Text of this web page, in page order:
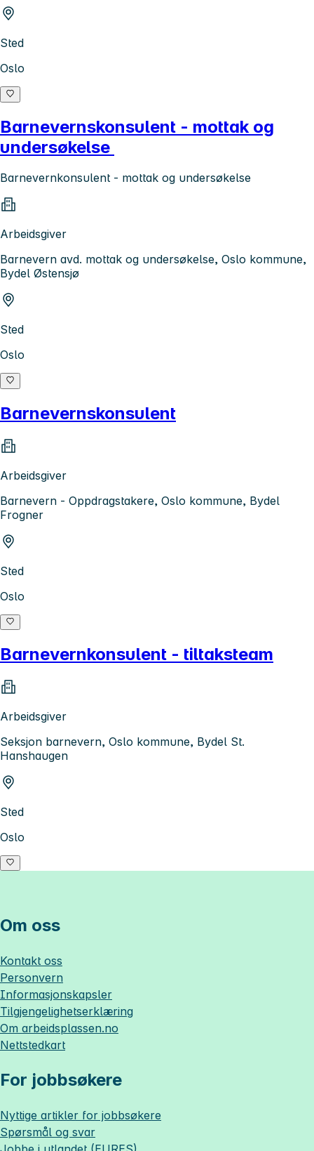
Sted
Oslo
Barnevernskonsulent - mottak og
undersøkelse
Barnevernkonsulent - mottak og undersøkelse
Arbeidsgiver
Barnevern avd. mottak og undersøkelse, Oslo kommune,
Bydel Østensjø
Sted
Oslo
Barnevernskonsulent
Arbeidsgiver
Barnevern - Oppdragstakere, Oslo kommune, Bydel
Frogner
Sted
Oslo
Barnevernkonsulent - tiltaksteam
Arbeidsgiver
Seksjon barnevern, Oslo kommune, Bydel St.
Hanshaugen
Sted
Oslo
Om oss
Kontakt oss
Personvern
Informasjonskapsler
Tilgjengelighetserklæring
Om arbeidsplassen.no
Nettstedkart
For jobbsøkere
Nyttige artikler for jobbsøkere
Spørsmål og svar